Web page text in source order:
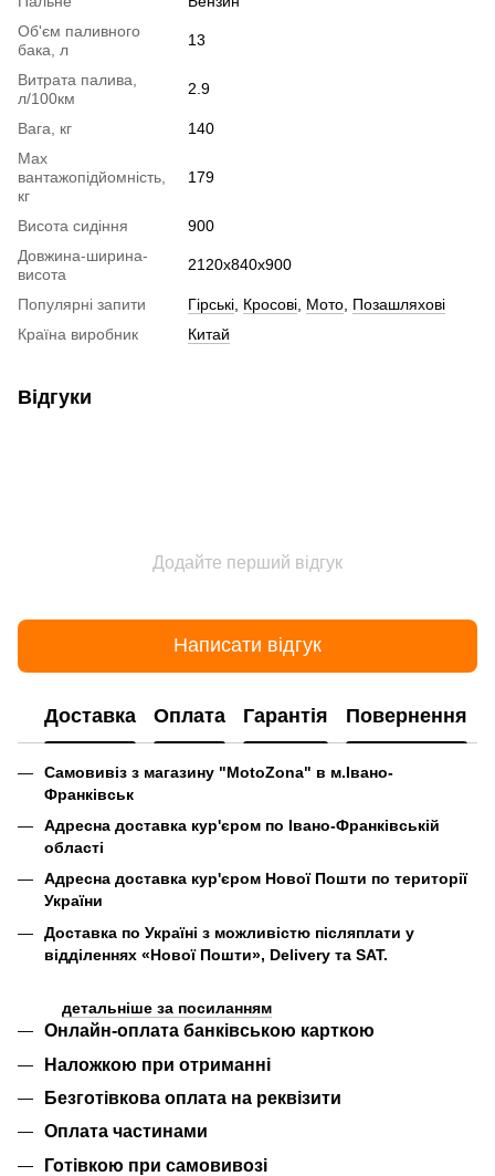
Об'єм паливного
бака, л
13
Витрата палива,
л/100км
2.9
Вага, кг
140
Max
вантажопідйомність,
кг
179
Висота сидіння
900
Довжина-ширина-
висота
2120х840х900
Популярні запити Гірські Кросові Мото Позашляхові
Країна виробник
Китай
Відгуки
Додайте перший відгук
Написати відгук
Доставка Оплата Гарантія Повернення
Самовивіз з магазину "MotoZona" в м.Івано-
Франківськ
Адресна доставка кур'єром по Івано-Франківській
області
Адресна доставка кур'єром Нової Пошти по території
України
Доставка по Україні з можливістю післяплати у
відділеннях «Нової Пошти», Delivery та SAT.
детальніше за посиланням
Онлайн-оплата банківською карткою
Наложкою при отриманні
Безготівкова оплата на реквізити
Оплата частинами
Готівкою при самовивозі